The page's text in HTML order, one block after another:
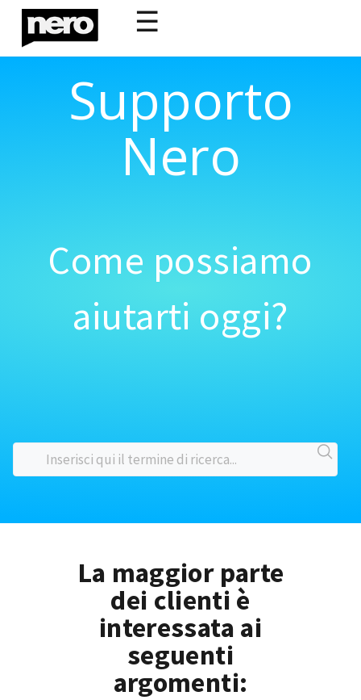
☰
Supporto
Nero
Come possiamo
aiutarti oggi?
La maggior parte
dei clienti è
interessata ai
seguenti
argomenti: